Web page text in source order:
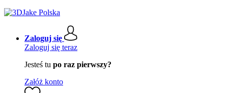
Zaloguj się
Zaloguj się teraz
Jesteś tu po raz pierwszy?
Załóż konto